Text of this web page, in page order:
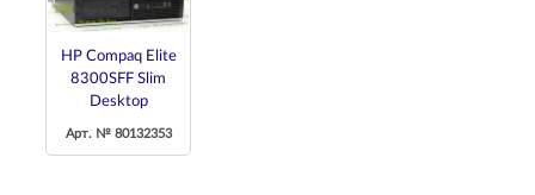
HP Compaq Elite
8300SFF Slim
Desktop
Арт. № 80132353